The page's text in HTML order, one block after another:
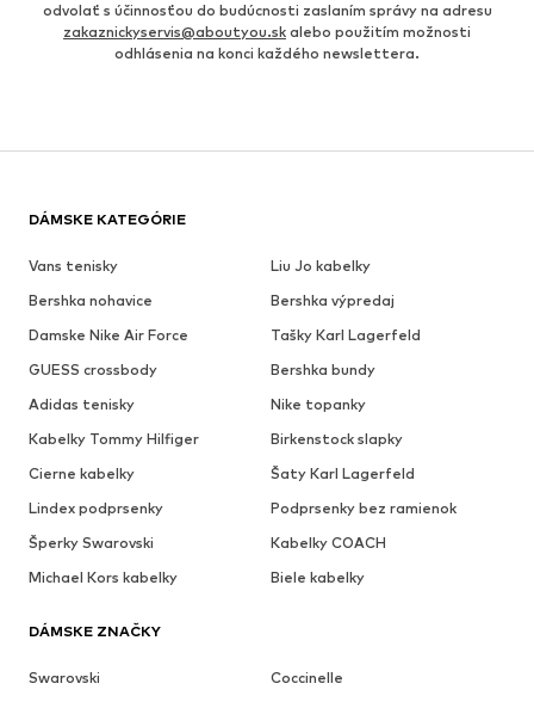
odvolať s účinnosťou do budúcnosti zaslaním správy na adresu
zakaznickyservis@aboutyou.sk alebo použitím možnosti
odhlásenia na konci každého newslettera.
DÁMSKE KATEGÓRIE
Vans tenisky
Liu Jo kabelky
Bershka nohavice
Bershka výpredaj
Damske Nike Air Force
Tašky Karl Lagerfeld
GUESS crossbody
Bershka bundy
Adidas tenisky
Nike topanky
Kabelky Tommy Hilfiger
Birkenstock slapky
Cierne kabelky
Šaty Karl Lagerfeld
Lindex podprsenky
Podprsenky bez ramienok
Šperky Swarovski
Kabelky COACH
Michael Kors kabelky
Biele kabelky
DÁMSKE ZNAČKY
Swarovski
Coccinelle